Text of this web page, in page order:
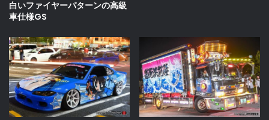
白いファイヤーパターンの高級
車仕様GS